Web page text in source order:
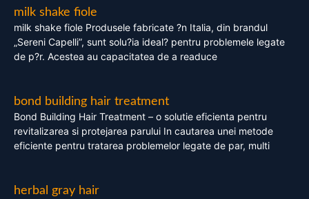
milk shake fiole
milk shake fiole Produsele fabricate ?n Italia, din brandul
„Sereni Capelli”, sunt solu?ia ideal? pentru problemele legate
de p?r. Acestea au capacitatea de a readuce
bond building hair treatment
Bond Building Hair Treatment – o solutie eficienta pentru
revitalizarea si protejarea parului In cautarea unei metode
eficiente pentru tratarea problemelor legate de par, multi
herbal gray hair